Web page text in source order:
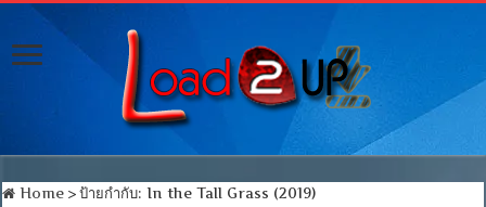
Home > ป้ายกำกับ:In the Tall Grass (2019)